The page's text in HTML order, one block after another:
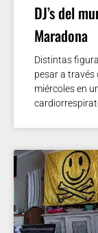
DJ’s del
Maradona
Distintas
pesar a través
miércoles en